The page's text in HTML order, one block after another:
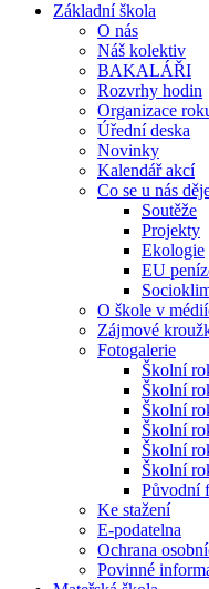
Základní škola
O nás
Náš kolektiv
BAKALÁŘI
Rozvrhy hodin
Organizace
Úřední deska
Novinky
Kalendář akcí
Co se u nás
Soutěže
Projekty
Ekologie
EU
O škole v
Zájmové
Fotogalerie
Školní
Školní
Školní
Školní
Školní
Školní
Původní
Ke stažení
E-podatelna
Ochrana
Povinné